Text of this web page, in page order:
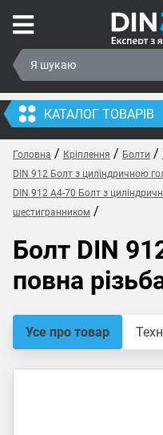
КАТАЛОГ ТОВАРІВ
Головна / Кріплення / Болти /
DIN 912 Болт з циліндричною
DIN 912 A4-70 Болт з
шестигранником /
Болт DIN
повна
Усе про товар